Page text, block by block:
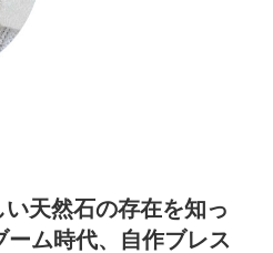
天然石の存在を知っ
ム時代、自作ブレス